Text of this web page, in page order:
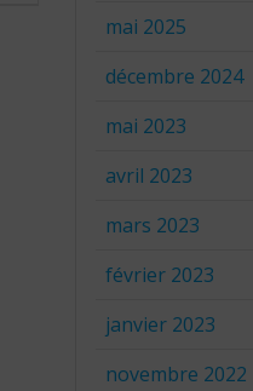
mai 2025
décembre 2024
mai 2023
avril 2023
mars 2023
février 2023
janvier 2023
novembre 2022